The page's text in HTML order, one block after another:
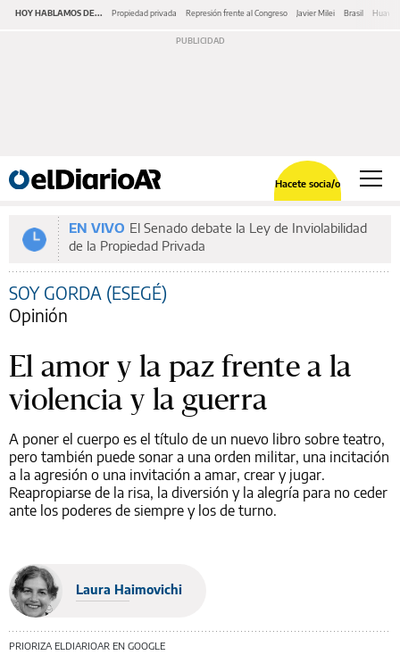
HOY HABLAMOS DE... Propiedad privada Represión frente al Congreso Javier Milei Brasil Huawei
Hacete socia/o
EN VIVO El Senado debate la Ley de Inviolabilidad
de la Propiedad Privada
SOY GORDA (ESEGÉ)
Opinión
El amor y la paz frente a la
violencia y la guerra
A poner el cuerpo es el título de un nuevo libro sobre teatro,
pero también puede sonar a una orden militar, una incitación
a la agresión o una invitación a amar, crear y jugar.
Reapropiarse de la risa, la diversión y la alegría para no ceder
ante los poderes de siempre y los de turno.
Laura Haimovichi
PRIORIZA ELDIARIOAR EN GOOGLE